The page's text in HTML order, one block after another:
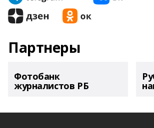
Партнеры
Фотобанк
журналистов РБ